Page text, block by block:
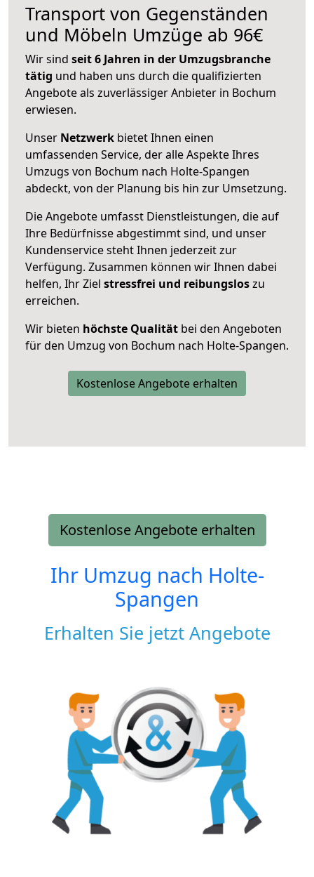
Transport von Gegenständen
und Möbeln Umzüge ab 96€
Wir sind seit 6 Jahren in der Umzugsbranche
tätig und haben uns durch die qualifizierten
Angebote als zuverlässiger Anbieter in Bochum
erwiesen.
Unser Netzwerk bietet Ihnen einen
umfassenden Service, der alle Aspekte Ihres
Umzugs von Bochum nach Holte-Spangen
abdeckt, von der Planung bis hin zur Umsetzung.
Die Angebote umfasst Dienstleistungen, die auf
Ihre Bedürfnisse abgestimmt sind, und unser
Kundenservice steht Ihnen jederzeit zur
Verfügung. Zusammen können wir Ihnen dabei
helfen, Ihr Ziel stressfrei und reibungsloszu
erreichen.
Wir bieten höchste Qualität bei den Angeboten
für den Umzug von Bochum nach Holte-Spangen.
Kostenlose Angebote erhalten
Kostenlose Angebote erhalten
Ihr Umzug nach Holte-
Spangen
Erhalten Sie jetzt Angebote